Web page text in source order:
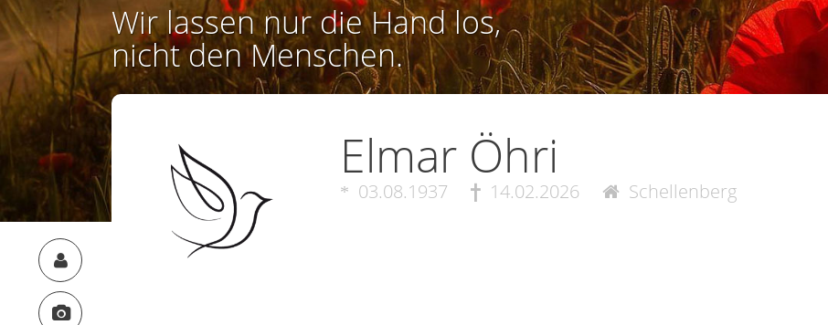
Wir lassen nur die Hand los,
nicht den Menschen.
Elmar Öhri
03.08.1937 14.02.2026 Schellenberg